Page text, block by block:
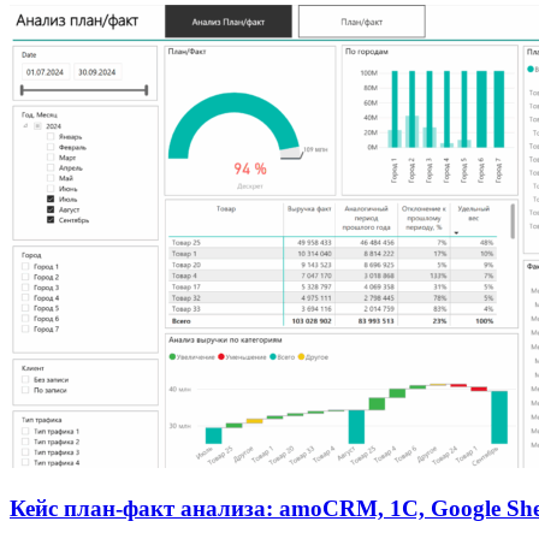
Кейс план-факт анализа: amoCRM, 1C, Google